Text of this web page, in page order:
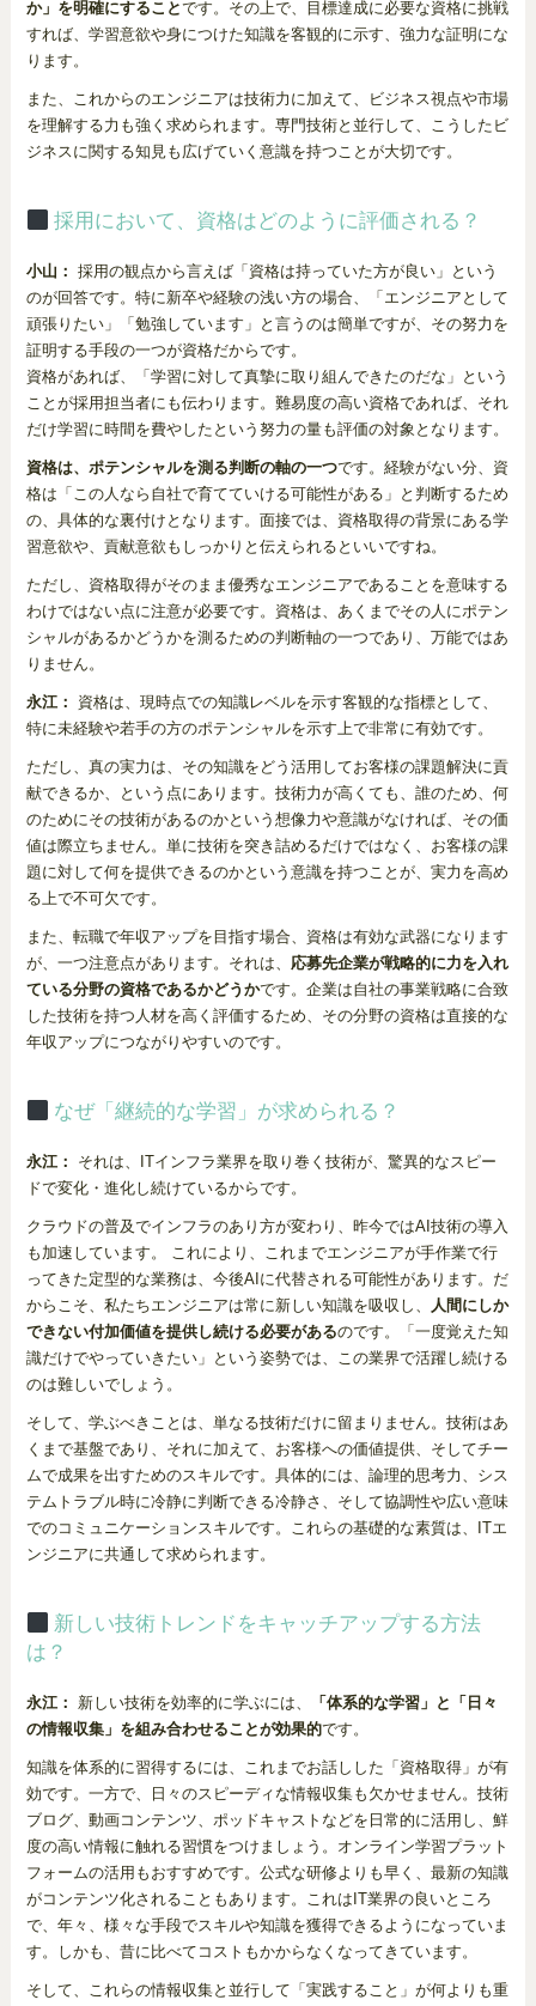
か」を明確にすることです。その上で、目標達成に必要な資格に挑戦
すれば、学習意欲や身につけた知識を客観的に示す、強力な証明にな
ります。
また、これからのエンジニアは技術力に加えて、ビジネス視点や市場
を理解する力も強く求められます。専門技術と並行して、こうしたビ
ジネスに関する知見も広げていく意識を持つことが大切です。
採用において、資格はどのように評価される？
小山： 採用の観点から言えば「資格は持っていた方が良い」という
のが回答です。特に新卒や経験の浅い方の場合、「エンジニアとして
頑張りたい」「勉強しています」と言うのは簡単ですが、その努力を
証明する手段の一つが資格だからです。
資格があれば、「学習に対して真摯に取り組んできたのだな」という
ことが採用担当者にも伝わります。難易度の高い資格であれば、それ
だけ学習に時間を費やしたという努力の量も評価の対象となります。
資格は、ポテンシャルを測る判断の軸の一つです。経験がない分、資
格は「この人なら自社で育てていける可能性がある」と判断するため
の、具体的な裏付けとなります。面接では、資格取得の背景にある学
習意欲や、貢献意欲もしっかりと伝えられるといいですね。
ただし、資格取得がそのまま優秀なエンジニアであることを意味する
わけではない点に注意が必要です。資格は、あくまでその人にポテン
シャルがあるかどうかを測るための判断軸の一つであり、万能ではあ
りません。
永江：
資格は、現時点での知識レベルを示す客観的な指標として、
特に未経験や若手の方のポテンシャルを示す上で非常に有効です。
ただし、真の実力は、その知識をどう活用してお客様の課題解決に貢
献できるか、という点にあります。技術力が高くても、誰のため、何
のためにその技術があるのかという想像力や意識がなければ、その価
値は際立ちません。単に技術を突き詰めるだけではなく、お客様の課
題に対して何を提供できるのかという意識を持つことが、実力を高め
る上で不可欠です。
また、転職で年収アップを目指す場合、資格は有効な武器になります
が、一つ注意点があります。それは、 応募先企業が戦略的に力を入れ
ている分野の資格であるかどうかです。企業は自社の事業戦略に合致
した技術を持つ人材を高く評価するため、その分野の資格は直接的な
年収アップにつながりやすいのです。
なぜ「継続的な学習」が求められる？
永江：
それは、ITインフラ業界を取り巻く技術が、驚異的なスピー
ドで変化・進化し続けているからです。
クラウドの普及でインフラのあり方が変わり、昨今ではAI技術の導入
も加速しています。 これにより、これまでエンジニアが手作業で行
ってきた定型的な業務は、今後AIに代替される可能性があります。だ
からこそ、私たちエンジニアは常に新しい知識を吸収し、 人間にしか
できない付加価値を提供し続ける必要があるのです。「一度覚えた知
識だけでやっていきたい」という姿勢では、この業界で活躍し続ける
のは難しいでしょう。
そして、学ぶべきことは、単なる技術だけに留まりません。技術はあ
くまで基盤であり、それに加えて、お客様への価値提供、そしてチー
ムで成果を出すためのスキルです。具体的には、論理的思考力、シス
テムトラブル時に冷静に判断できる冷静さ、そして協調性や広い意味
でのコミュニケーションスキルです。これらの基礎的な素質は、ITエ
ンジニアに共通して求められます。
新しい技術トレンドをキャッチアップする方法
は？
永江： 新しい技術を効率的に学ぶには、
「体系的な学習」と「日々
の情報収集」を組み合わせることが効果的です。
知識を体系的に習得するには、これまでお話しした「資格取得」が有
効です。一方で、日々のスピーディな情報収集も欠かせません。技術
ブログ、動画コンテンツ、ポッドキャストなどを日常的に活用し、鮮
度の高い情報に触れる習慣をつけましょう。オンライン学習プラット
フォームの活用もおすすめです。公式な研修よりも早く、最新の知識
がコンテンツ化されることもあります。これはIT業界の良いところ
で、年々、様々な手段でスキルや知識を獲得できるようになっていま
す。しかも、昔に比べてコストもかからなくなってきています。
そして、これらの情報収集と並行して「実践すること」が何よりも重